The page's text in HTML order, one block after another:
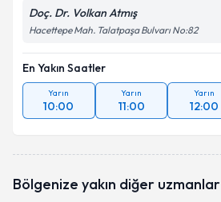
Doç. Dr. Volkan Atmış
Hacettepe Mah. Talatpaşa Bulvarı No:82
En Yakın Saatler
Yarın
10:00
Yarın
11:00
Yarın
12:00
Bölgenize yakın diğer uzmanlar